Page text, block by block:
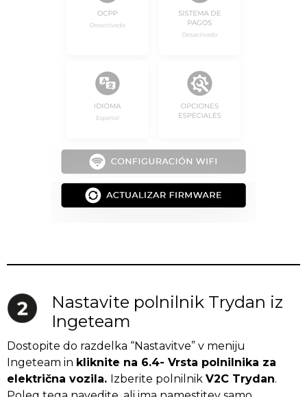
Nastavite polnilnik Trydan iz
Ingeteam
Dostopite do razdelka “Nastavitve” v meniju
Ingeteam in kliknite na 6.4- Vrsta polnilnika za
električna vozila. Izberite polnilnik V2C Trydan.